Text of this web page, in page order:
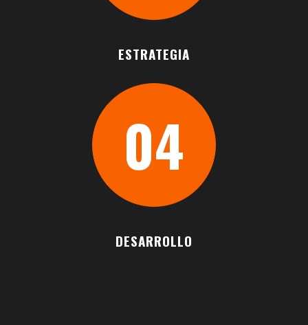
Creamos vínculos comerciales
tiempo
+INFO
FORMACIÓN DE EQUIPOS
COMERCIALES
Formamos comerciales con el
objetivo de captar clientes
para tu negocio, conociendo
+INFO
ESTRATEGIA
04
DESARROLLO